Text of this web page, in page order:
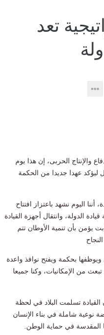
تعد
والإنتاج الحربى، إن هذا يوم
ليؤكد عهدا جديدا من الحكمة
أننا اليوم نشهد باعتزاز افتتاح
الدولة، وانتقال أجهزة القيادة
يؤمن بأن تنمية الأوطان تتم
بحكمة ويفتح نوافذ واعدة
من الإمكانيات، وكنا جميعا
تسلمت البلاد في لحظة
نوعية شاملة في بناء الإنسان
المقدسة في حماية الوطن.